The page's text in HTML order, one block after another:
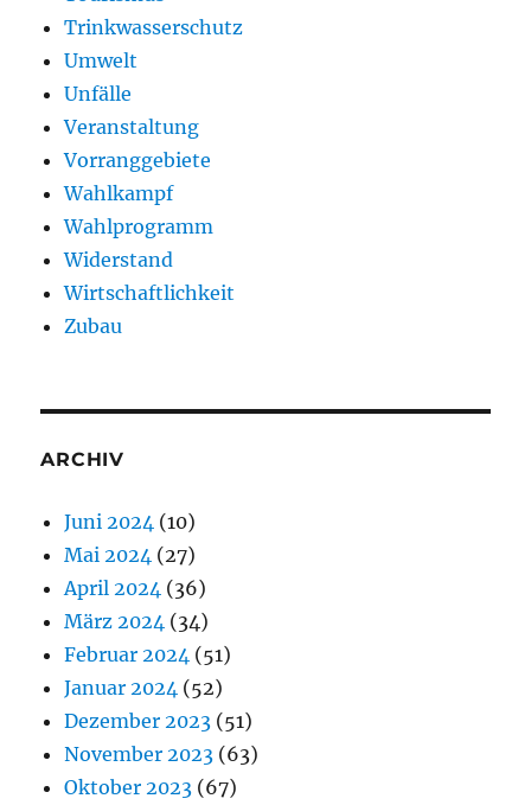
Trinkwasserschutz
Umwelt
Unfälle
Veranstaltung
Vorranggebiete
Wahlkampf
Wahlprogramm
Widerstand
Wirtschaftlichkeit
Zubau
ARCHIV
Juni 2024 (10)
Mai 2024 (27)
April 2024 (36)
März 2024 (34)
Februar 2024 (51)
Januar 2024 (52)
Dezember 2023 (51)
November 2023 (63)
Oktober 2023 (67)